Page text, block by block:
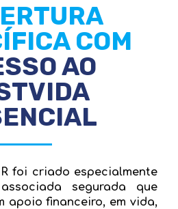
COM
AO
foi criado especialmente
segurada que
apoio financeiro, em vida,